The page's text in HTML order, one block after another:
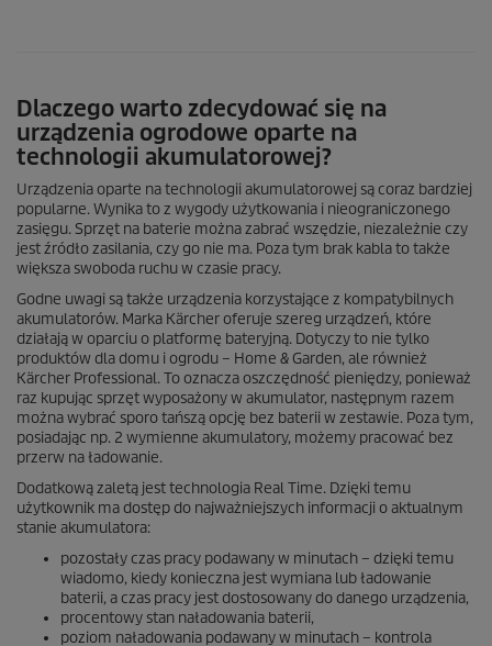
Dlaczego warto zdecydować się na
urządzenia ogrodowe oparte na
technologii akumulatorowej?
Urządzenia oparte na technologii akumulatorowej są coraz bardziej
popularne. Wynika to z wygody użytkowania i nieograniczonego
zasięgu. Sprzęt na baterie można zabrać wszędzie, niezależnie czy
jest źródło zasilania, czy go nie ma. Poza tym brak kabla to także
większa swoboda ruchu w czasie pracy.
Godne uwagi są także urządzenia korzystające z kompatybilnych
akumulatorów. Marka Kärcher oferuje szereg urządzeń, które
działają w oparciu o platformę bateryjną. Dotyczy to nie tylko
produktów dla domu i ogrodu – Home & Garden, ale również
Kärcher Professional. To oznacza oszczędność pieniędzy, ponieważ
raz kupując sprzęt wyposażony w akumulator, następnym razem
można wybrać sporo tańszą opcję bez baterii w zestawie. Poza tym,
posiadając np. 2 wymienne akumulatory, możemy pracować bez
przerw na ładowanie.
Dodatkową zaletą jest technologia Real Time. Dzięki temu
użytkownik ma dostęp do najważniejszych informacji o aktualnym
stanie akumulatora:
pozostały czas pracy podawany w minutach – dzięki temu
wiadomo, kiedy konieczna jest wymiana lub ładowanie
baterii, a czas pracy jest dostosowany do danego urządzenia,
procentowy stan naładowania baterii,
poziom naładowania podawany w minutach – kontrola